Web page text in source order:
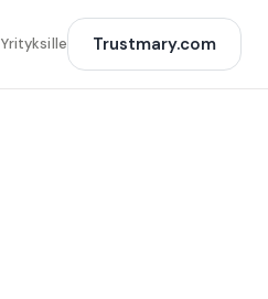
Yrityksille Trustmary.com